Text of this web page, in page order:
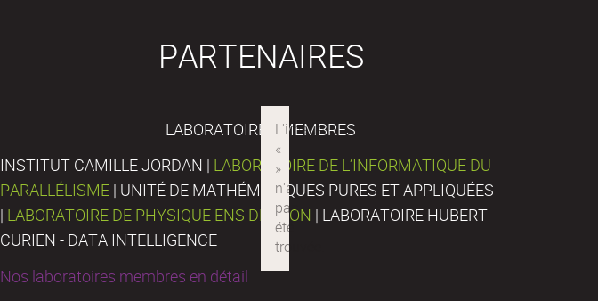
PARTENAIRES
LABORATOIRES MEMBRES
INSTITUT CAMILLE JORDAN | LABORATOIRE DE L’INFORMATIQUE DU
PARALLÉLISME | UNITÉ DE MATHÉMATIQUES PURES ET APPLIQUÉES
| LABORATOIRE DE PHYSIQUE ENS DE LYON | LABORATOIRE HUBERT
CURIEN - DATA INTELLIGENCE
Nos laboratoires membres en détail